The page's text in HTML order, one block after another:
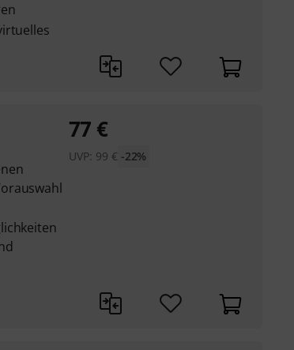
77 €
UVP: 99 € -22%